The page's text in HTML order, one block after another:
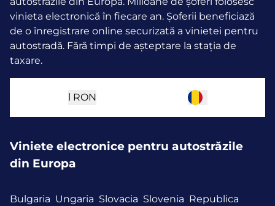
vinieta electronică în fiecare an. Șoferii beneficiază
de o înregistrare online securizată a vinietei pentru
autostradă. Fără timpi de așteptare la stația de
taxare.
l RON
Viniete electronice pentru autostrăzile
din Europa
Bulgaria Ungaria Slovacia Slovenia Republica